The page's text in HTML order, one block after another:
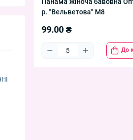
р. "Вельветова" М8
99.00 ₴
До